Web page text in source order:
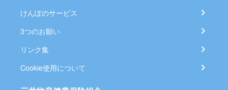
けんぽのサービス
3つのお願い
リンク集
Cookie使用について